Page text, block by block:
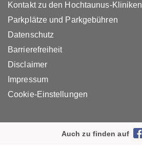
Kontakt zu den Hochtaunus-Kliniken
Parkplätze und Parkgebühren
Datenschutz
Barrierefreiheit
Disclaimer
Impressum
Cookie-Einstellungen
Auch zu finden auf